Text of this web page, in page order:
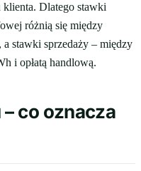
Dlatego stawki
różnią się między
, a stawki sprzedaży – między
i opłatą handlową.
co oznacza